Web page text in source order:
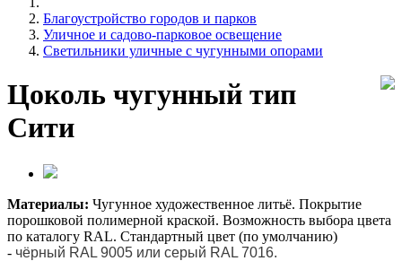
Благоустройство городов и парков
Уличное и садово-парковое освещение
Светильники уличные с чугунными опорами
Цоколь чугунный тип
Сити
Материалы: Чугунное художественное литьё. Покрытие
порошковой полимерной краской. Возможность выбора цвета
по каталогу RAL. Стандартный цвет (по умолчанию)
- чёрный RAL 9005 или серый RAL 7016.